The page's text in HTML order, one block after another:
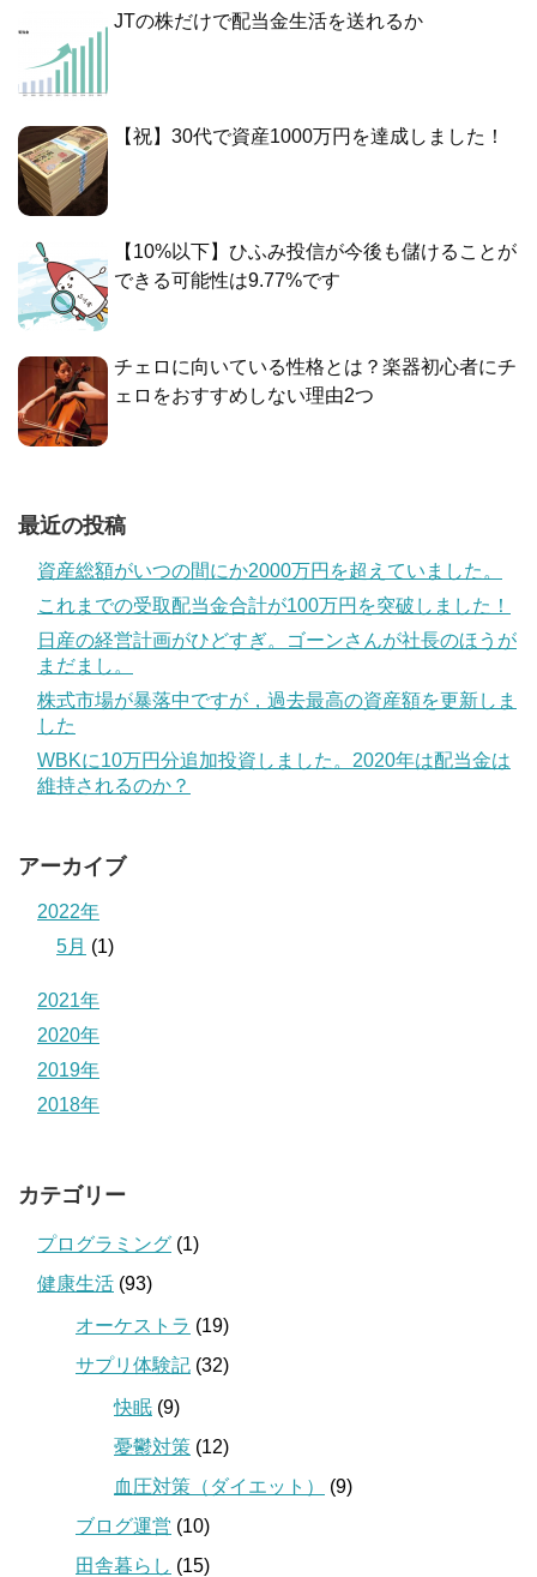
JTの株だけで配当金生活を送れるか
【祝】30代で資産1000万円を達成しました！
【10%以下】ひふみ投信が今後も儲けることが
できる可能性は9.77%です
チェロに向いている性格とは？楽器初心者にチ
ェロをおすすめしない理由2つ
最近の投稿
資産総額がいつの間にか2000万円を超えていました。
これまでの受取配当金合計が100万円を突破しました！
日産の経営計画がひどすぎ。ゴーンさんが社長のほうが
まだまし。
株式市場が暴落中ですが，過去最高の資産額を更新しま
した
WBKに10万円分追加投資しました。2020年は配当金は
維持されるのか？
アーカイブ
2022年
5月 (1)
2021年
2020年
2019年
2018年
カテゴリー
プログラミング (1)
健康生活 (93)
オーケストラ (19)
サプリ体験記 (32)
快眠 (9)
憂鬱対策 (12)
血圧対策（ダイエット）
(9)
ブログ運営 (10)
田舎暮らし (15)